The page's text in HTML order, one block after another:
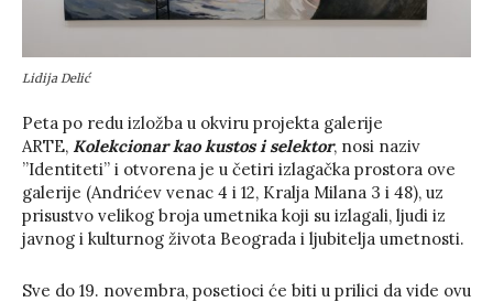
Lidija Delić
Peta po redu izložba u okviru projekta galerije
ARTE, Kolekcionar kao kustos i selektor, nosi naziv
’’Identiteti’’ i otvorena je u četiri izlagačka prostora ove
galerije (Andrićev venac 4 i 12, Kralja Milana 3 i 48), uz
prisustvo velikog broja umetnika koji su izlagali, ljudi iz
javnog i kulturnog života Beograda i ljubitelja umetnosti.
Sve do 19. novembra, posetioci će biti u prilici da vide ovu